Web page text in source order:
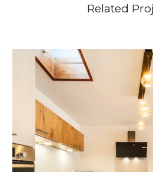
Related